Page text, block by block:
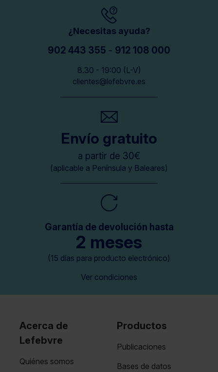
¿Necesitas ayuda?
902 443 355 - 912 108 000
8.30 - 19:00 (L-V)
clientes@lefebvre.es
Envío gratuito
a partir de 30€
(aplicable a Península y Baleares)
Garantía de devolución hasta
2 meses
(15 días para producto electrónico)
Ver condiciones
Acerca de
Lefebvre
Quiénes somos
Productos
Publicaciones
Bases de datos